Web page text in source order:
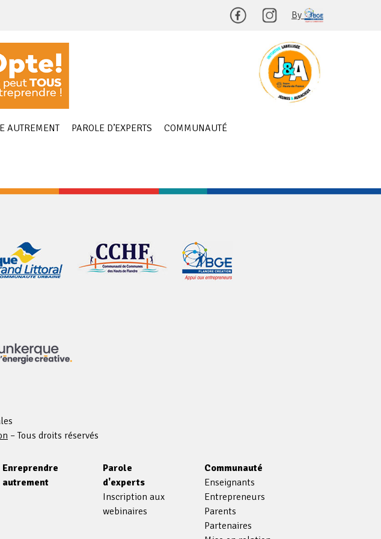
By
AUTREMENT PAROLE D’EXPERTS COMMUNAUTÉ
– Tous droits réservés
Enreprendre
autrement
Parole
d'experts
Inscription aux
webinaires
Communauté
Enseignants
Entrepreneurs
Parents
Partenaires